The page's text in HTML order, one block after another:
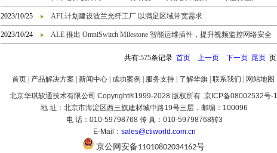
2023/10/25 AFL计划建设波兰光纤工厂 以满足区域带宽需求
2023/10/24 ALE 推出 OmniSwitch Milestone 智能运维插件，提升视频监控网络安全
共有:575条记录 首页 上一页 下一页 尾页
首页 产品解决方案 新闻中心 成功案例 服务支持 了解华旗 联系我们
网站地图
北京华琪软通技术有限公司 Copyright®1999-2028 版权所有 京ICP备08002532号-1
地 址：北京市海淀区西三旗建材城中路19号三层，邮编：100096
电 话：010-59798768 传 真：010-59798768转3
E-Mail： sales@ctiworld.com.cn
京公网安备11010802034162号